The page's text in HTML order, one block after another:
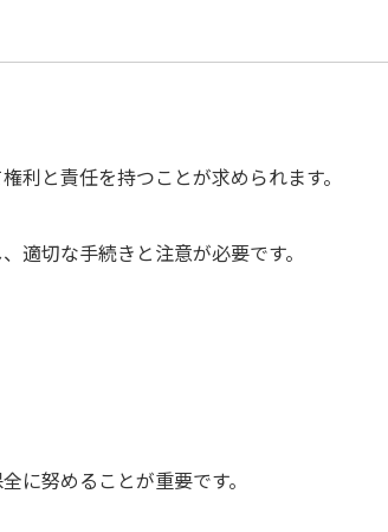
利と責任を持つことが求められます。
適切な手続きと注意が必要です。
に努めることが重要です。